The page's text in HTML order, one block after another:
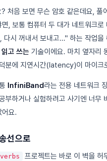
? 처음 보면 무슨 암호 같은데요
, 보통 컴퓨터 두 대가 네트워크
다시 꺼내서 보내고..." 하는 작업
고 쓰는 기술이에요. 마치 옆자리
분에 지연시간(latency)이 마이크
InfiniBand라는 전용 네트워크
부하거나 실험하려고 사기엔 너
요.
선으로
프로젝트는 바로 이 벽을 허